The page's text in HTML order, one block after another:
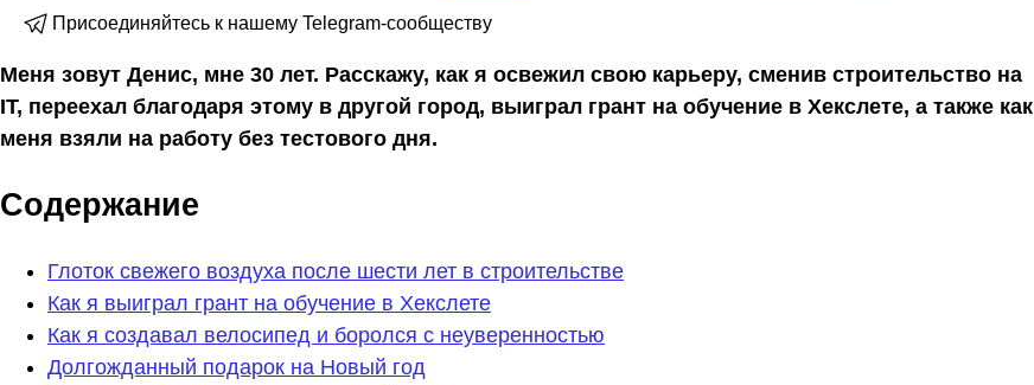
Присоединяйтесь к нашему Telegram-сообществу
Меня зовут Денис, мне 30 лет. Расскажу, как я освежил свою карьеру, сменив строительство на
IT, переехал благодаря этому в другой город, выиграл грант на обучение в Хекслете, а также как
меня взяли на работу без тестового дня.
Содержание
Глоток свежего воздуха после шести лет в строительстве
Как я выиграл грант на обучение в Хекслете
Как я создавал велосипед и боролся с неуверенностью
Долгожданный подарок на Новый год